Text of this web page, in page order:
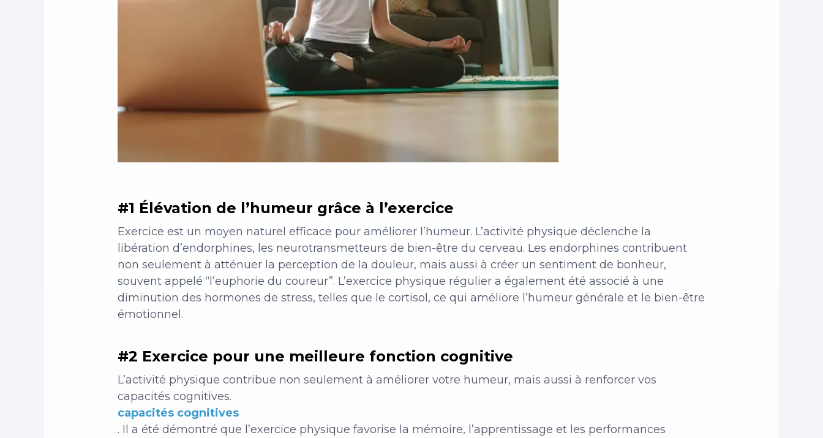
#1 Élévation de l’humeur grâce à l’exercice
Exercice est un moyen naturel efficace pour améliorer l’humeur. L’activité physique déclenche la
libération d’endorphines, les neurotransmetteurs de bien-être du cerveau. Les endorphines contribuent
non seulement à atténuer la perception de la douleur, mais aussi à créer un sentiment de bonheur,
souvent appelé “l’euphorie du coureur”. L’exercice physique régulier a également été associé à une
diminution des hormones de stress, telles que le cortisol, ce qui améliore l’humeur générale et le bien-être
émotionnel.
#2 Exercice pour une meilleure fonction cognitive
L’activité physique contribue non seulement à améliorer votre humeur, mais aussi à renforcer vos
capacités cognitives.
capacités cognitives
. Il a été démontré que l’exercice physique favorise la mémoire, l’apprentissage et les performances